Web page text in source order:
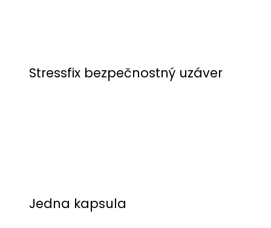
Stressfix bezpečnostný uzáver
Jedna kapsula